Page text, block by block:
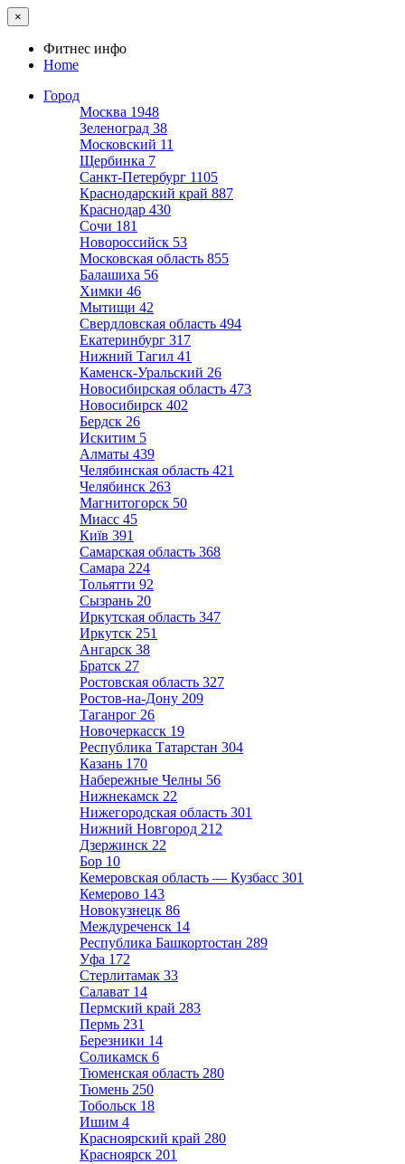
×
Фитнес инфо
Home
Город
Москва 1948
Зеленоград 38
Московский 11
Щербинка 7
Санкт-Петербург 1105
Краснодарский край 887
Краснодар 430
Сочи 181
Новороссийск 53
Московская область 855
Балашиха 56
Химки 46
Мытищи 42
Свердловская область 494
Екатеринбург 317
Нижний Тагил 41
Каменск-Уральский 26
Новосибирская область 473
Новосибирск 402
Бердск 26
Искитим 5
Алматы 439
Челябинская область 421
Челябинск 263
Магнитогорск 50
Миасс 45
Київ 391
Самарская область 368
Самара 224
Тольятти 92
Сызрань 20
Иркутская область 347
Иркутск 251
Ангарск 38
Братск 27
Ростовская область 327
Ростов-на-Дону 209
Таганрог 26
Новочеркасск 19
Республика Татарстан 304
Казань 170
Набережные Челны 56
Нижнекамск 22
Нижегородская область 301
Нижний Новгород 212
Дзержинск 22
Бор 10
Кемеровская область — Кузбасс 301
Кемерово 143
Новокузнецк 86
Междуреченск 14
Республика Башкортостан 289
Уфа 172
Стерлитамак 33
Салават 14
Пермский край 283
Пермь 231
Березники 14
Соликамск 6
Тюменская область 280
Тюмень 250
Тобольск 18
Ишим 4
Красноярский край 280
Красноярск 201